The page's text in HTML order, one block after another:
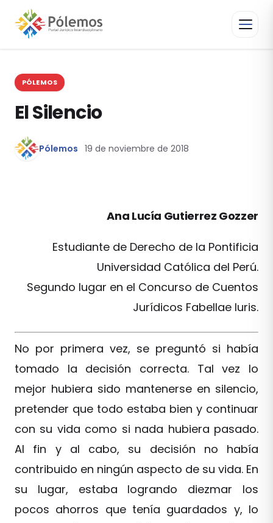
PÓLEMOS
El Silencio
Pólemos 19 de noviembre de 2018
Ana Lucía Gutierrez Gozzer
Estudiante de Derecho de la Pontificia
Universidad Católica del Perú.
Segundo lugar en el Concurso de Cuentos
Jurídicos Fabellae Iuris.
No por primera vez, se preguntó si había
tomado la decisión correcta. Tal vez lo
mejor hubiera sido mantenerse en silencio,
pretender que todo estaba bien y continuar
con su vida como si nada hubiera pasado.
Al fin y al cabo, su decisión no había
contribuido en ningún aspecto de su vida. En
su lugar, estaba logrando diezmar los
pocos ahorros que tenía guardados y, lo